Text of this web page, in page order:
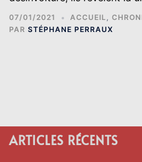
07/01/2021 ACCUEIL,
PAR STÉPHANE PERRAUX
ARTICLES RÉCENTS